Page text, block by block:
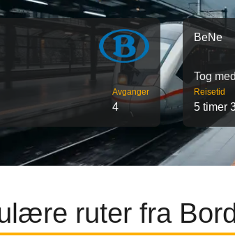
Avganger
4
BeNe
Tog
Reisetid
5 timer
ruter fra